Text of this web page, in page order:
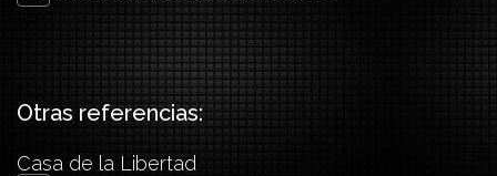
Otras referencias:
Casa de la Libertad